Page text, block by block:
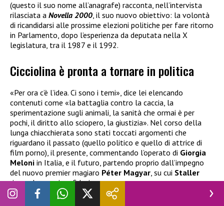
(questo il suo nome all’anagrafe) racconta, nell’intervista
rilasciata a Novella 2000, il suo nuovo obiettivo: la volontà
di ricandidarsi alle prossime elezioni politiche per fare ritorno
in Parlamento, dopo l’esperienza da deputata nella X
legislatura, tra il 1987 e il 1992.
Cicciolina è pronta a tornare in politica
«Per ora c’è l’idea. Ci sono i temi», dice lei elencando
contenuti come «la battaglia contro la caccia, la
sperimentazione sugli animali, la sanità che ormai è per
pochi, il diritto allo sciopero, la giustizia». Nel corso della
lunga chiacchierata sono stati toccati argomenti che
riguardano il passato (quello politico e quello di attrice di
film porno), il presente, commentando l’operato di Giorgia
Meloni in Italia, e il futuro, partendo proprio dall’impegno
del nuovo premier magiaro Péter Magyar , su cui Staller
ripone la massima fiducia.